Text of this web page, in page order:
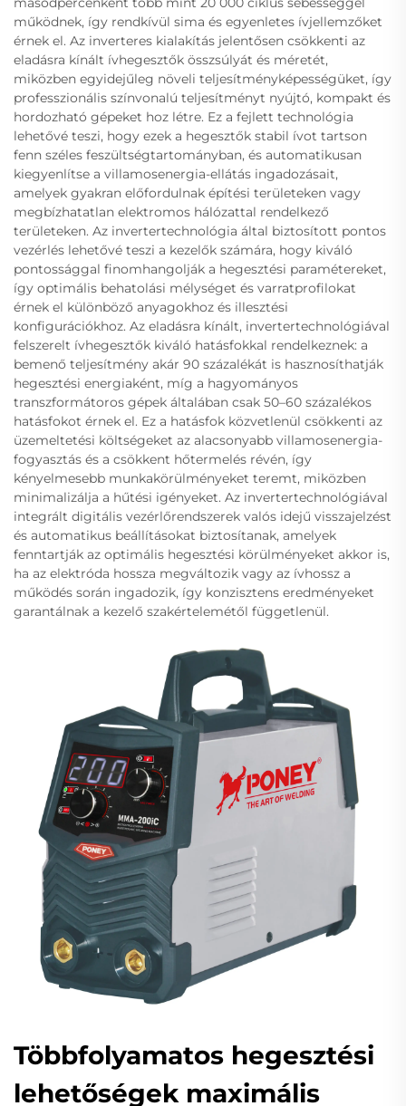
működnek, így rendkívül sima és egyenletes ívjellemzőket
érnek el. Az inverteres kialakítás jelentősen csökkenti az
eladásra kínált ívhegesztők összsúlyát és méretét,
miközben egyidejűleg növeli teljesítményképességüket, így
professzionális színvonalú teljesítményt nyújtó, kompakt és
hordozható gépeket hoz létre. Ez a fejlett technológia
lehetővé teszi, hogy ezek a hegesztők stabil ívot tartson
fenn széles feszültségtartományban, és automatikusan
kiegyenlítse a villamosenergia-ellátás ingadozásait,
amelyek gyakran előfordulnak építési területeken vagy
megbízhatatlan elektromos hálózattal rendelkező
területeken. Az invertertechnológia által biztosított pontos
vezérlés lehetővé teszi a kezelők számára, hogy kiváló
pontossággal finomhangolják a hegesztési paramétereket,
így optimális behatolási mélységet és varratprofilokat
érnek el különböző anyagokhoz és illesztési
konfigurációkhoz. Az eladásra kínált, invertertechnológiával
felszerelt ívhegesztők kiváló hatásfokkal rendelkeznek: a
bemenő teljesítmény akár 90 százalékát is hasznosíthatják
hegesztési energiaként, míg a hagyományos
transzformátoros gépek általában csak 50–60 százalékos
hatásfokot érnek el. Ez a hatásfok közvetlenül csökkenti az
üzemeltetési költségeket az alacsonyabb villamosenergia-
fogyasztás és a csökkent hőtermelés révén, így
kényelmesebb munkakörülményeket teremt, miközben
minimalizálja a hűtési igényeket. Az invertertechnológiával
integrált digitális vezérlőrendszerek valós idejű visszajelzést
és automatikus beállításokat biztosítanak, amelyek
fenntartják az optimális hegesztési körülményeket akkor is,
ha az elektróda hossza megváltozik vagy az ívhossz a
működés során ingadozik, így konzisztens eredményeket
garantálnak a kezelő szakértelemétől függetlenül.
Többfolyamatos hegesztési
lehetőségek maximális